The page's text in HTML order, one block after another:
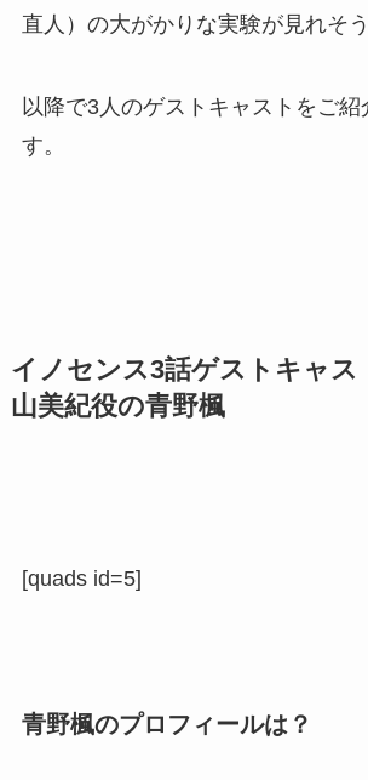
直人）の大がかりな実験が見れそ
以降で3人のゲストキャストをご紹
す。
イノセンス3話ゲストキャ
山美紀役の青野楓
[quads id=5]
青野楓のプロフィールは？